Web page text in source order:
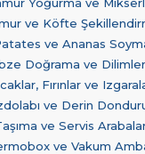
ve Köfte
ve Ananas
Doğrama ve
Fırınlar ve
ve Derin
ve Servis
ve Vakum